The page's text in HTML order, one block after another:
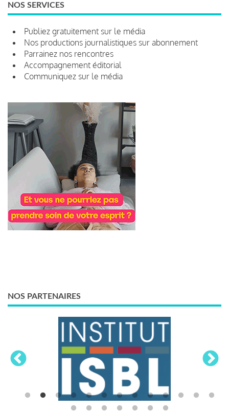
NOS SERVICES
Publiez gratuitement sur le média
Nos productions journalistiques sur abonnement
Parrainez nos rencontres
Accompagnement éditorial
Communiquez sur le média
NOS PARTENAIRES